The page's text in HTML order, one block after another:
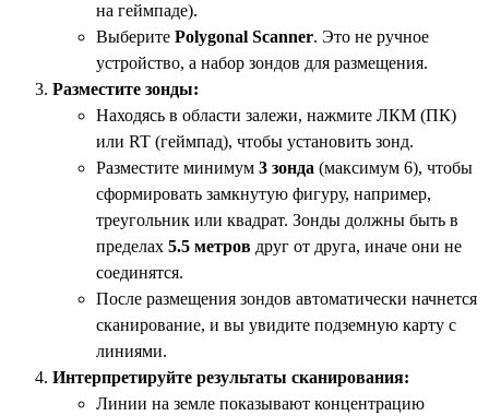
на геймпаде).
Выберите Polygonal Scanner. Это не ручное
устройство, а набор зондов для размещения.
Разместите зонды:
Находясь в области залежи, нажмите ЛКМ (ПК)
или RT (геймпад), чтобы установить зонд.
Разместите минимум 3 зонда (максимум 6), чтобы
сформировать замкнутую фигуру, например,
треугольник или квадрат. Зонды должны быть в
пределах 5.5 метров друг от друга, иначе они не
соединятся.
После размещения зондов автоматически начнется
сканирование, и вы увидите подземную карту с
линиями.
Интерпретируйте результаты сканирования:
Линии на земле показывают концентрацию